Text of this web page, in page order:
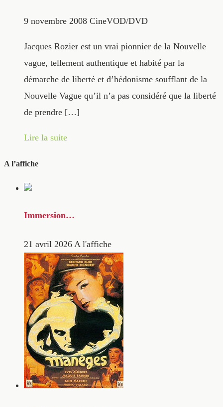
9 novembre 2008 CineVOD/DVD
Jacques Rozier est un vrai pionnier de la Nouvelle
vague, tellement authentique et habité par la
démarche de liberté et d’hédonisme soufflant de la
Nouvelle Vague qu’il n’a pas considéré que la liberté
de prendre […]
Lire la suite
A l’affiche
Immersion…
21 avril 2026 A l'affiche